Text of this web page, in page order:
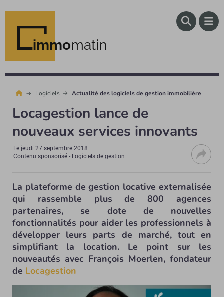
immomatin
Logiciels Actualité des logiciels de gestion immobilière
Locagestion lance de
nouveaux services innovants
Le jeudi 27 septembre 2018
Contenu sponsorisé - Logiciels de gestion
La plateforme de gestion locative externalisée
qui rassemble plus de 800 agences
partenaires, se dote de nouvelles
fonctionnalités pour aider les professionnels à
développer leurs parts de marché, tout en
simplifiant la location. Le point sur les
nouveautés avec François Moerlen, fondateur
de Locagestion